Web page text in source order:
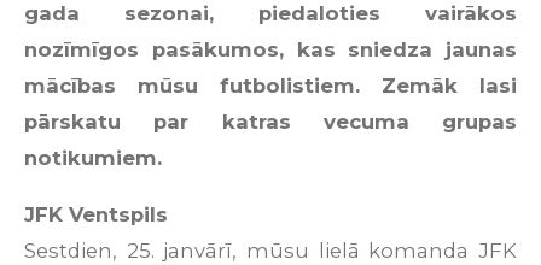
gada sezonai, piedaloties vairākos
nozīmīgos pasākumos, kas sniedza jaunas
mācības mūsu futbolistiem. Zemāk lasi
pārskatu par katras vecuma grupas
notikumiem.
JFK Ventspils
Sestdien, 25. janvārī, mūsu lielā komanda JFK